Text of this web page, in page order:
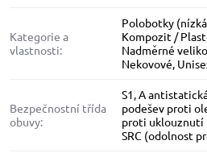
Kategorie a
vlastnosti:
Polobotky
Kompozit /
Nadměrné
Nekovové,
Bezpečnostní třída
obuvy:
S1,A
podešev proti
proti uklouznutí
SRC (odolnost